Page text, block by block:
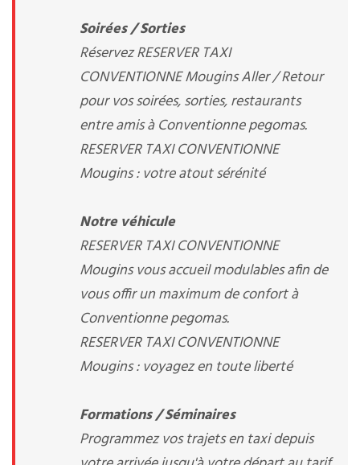
Soirées / Sorties
Réservez RESERVER TAXI
CONVENTIONNE Mougins Aller / Retour
pour vos soirées, sorties, restaurants
entre amis à Conventionne pegomas.
RESERVER TAXI CONVENTIONNE
Mougins : votre atout sérénité
Notre véhicule
RESERVER TAXI CONVENTIONNE
Mougins vous accueil modulables afin de
vous offir un maximum de confort à
Conventionne pegomas.
RESERVER TAXI CONVENTIONNE
Mougins : voyagez en toute liberté
Formations / Séminaires
Programmez vos trajets en taxi depuis